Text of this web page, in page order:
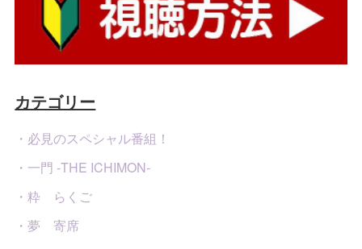
カテゴリー
・必見のスペシャル番組！
・一門 -THE ICHIMON-
・粋 らくご
・夢 寄席